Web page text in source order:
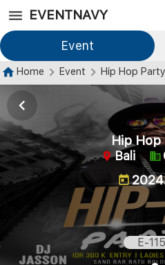
EVENTNAVY
Event
Home Event Hip Hop Party
Hip
Bali
E-